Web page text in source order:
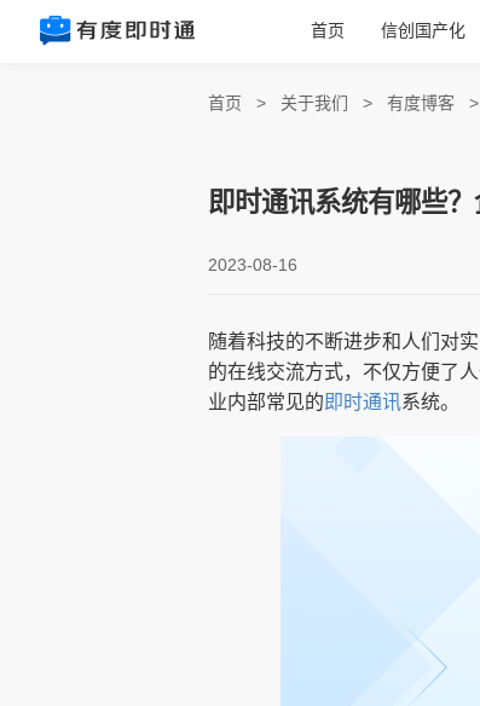
首页 信创国产化
首页 > 关于我们 > 有度博客
即时通讯系统有哪些
2023-08-16
随着科技的不断进步和人们对
的在线交流方式，不仅方便了
业内部常见的即时通讯系统。